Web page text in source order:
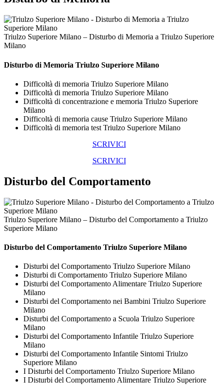
Triulzo Superiore Milano – Disturbo di Memoria a Triulzo Superiore
Milano
Disturbo di Memoria Triulzo Superiore Milano
Difficoltà di memoria Triulzo Superiore Milano
Difficoltà di memoria Triulzo Superiore Milano
Difficoltà di concentrazione e memoria Triulzo Superiore
Milano
Difficoltà di memoria cause Triulzo Superiore Milano
Difficoltà di memoria test Triulzo Superiore Milano
SCRIVICI
SCRIVICI
Disturbo del Comportamento
Triulzo Superiore Milano – Disturbo del Comportamento a Triulzo
Superiore Milano
Disturbo del Comportamento Triulzo Superiore Milano
Disturbi del Comportamento Triulzo Superiore Milano
Disturbi di Comportamento Triulzo Superiore Milano
Disturbi del Comportamento Alimentare Triulzo Superiore
Milano
Disturbi del Comportamento nei Bambini Triulzo Superiore
Milano
Disturbi del Comportamento a Scuola Triulzo Superiore
Milano
Disturbi del Comportamento Infantile Triulzo Superiore
Milano
Disturbi del Comportamento Infantile Sintomi Triulzo
Superiore Milano
I Disturbi del Comportamento Triulzo Superiore Milano
I Disturbi del Comportamento Alimentare Triulzo Superiore